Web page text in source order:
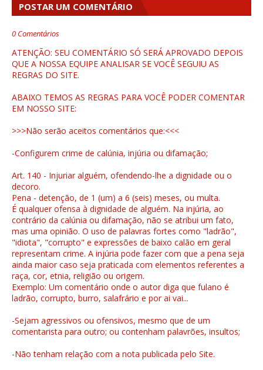
POSTAR UM COMENTÁRIO
0 Comentários
ATENÇÃO: SEU COMENTÁRIO SÓ SERÁ APROVADO DEPOIS
QUE A NOSSA EQUIPE ANALISAR SE VOCÊ SEGUIU AS
REGRAS DO SITE.
ABAIXO TEMOS AS REGRAS PARA VOCÊ PODER COMENTAR
EM NOSSO SITE:
>>>Não serão aceitos comentários que:<<<
-Configurem crime de calúnia, injúria ou difamação;
Art. 140 - Injuriar alguém, ofendendo-lhe a dignidade ou o
decoro.
Pena - detenção, de 1 (um) a 6 (seis) meses, ou multa.
É qualquer ofensa à dignidade de alguém. Na injúria, ao
contrário da calúnia ou difamação, não se atribui um fato,
mas uma opinião. O uso de palavras fortes como "ladrão",
"idiota", "corrupto" e expressões de baixo calão em geral
representam crime. A injúria pode fazer com que a pena seja
ainda maior caso seja praticada com elementos referentes a
raça, cor, etnia, religião ou origem.
Exemplo: Um comentário onde o autor diga que fulano é
ladrão, corrupto, burro, salafrário e por ai vai...
-Sejam agressivos ou ofensivos, mesmo que de um
comentarista para outro; ou contenham palavrões, insultos;
-Não tenham relação com a nota publicada pelo Site.